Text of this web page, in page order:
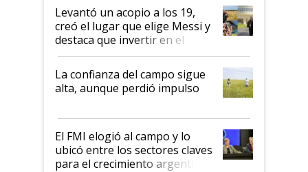
Levantó un acopio a los 19,
creó el lugar que elige Messi y
destaca que invertir en el
kirchnerismo era como "darle
plata a un hijo para droga":
Juan Félix Rossetti, el libertario
que de una dura crisis salió
de Milei
La confianza del campo sigue
alta, aunque perdió impulso
El FMI elogió al campo y lo
ubicó entre los sectores claves
para el crecimiento argentino